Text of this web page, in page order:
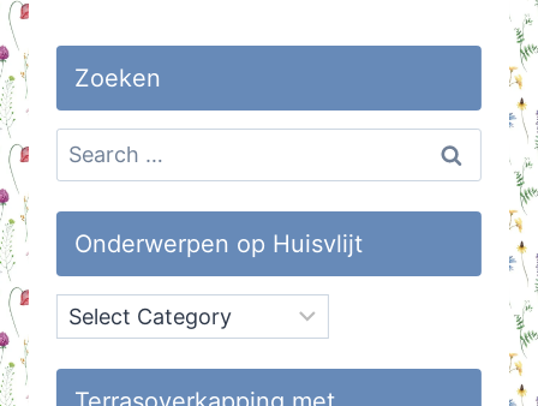
Zoeken
Search
for:
Onderwerpen op Huisvlijt
Onderwerpen
op
Huisvlijt